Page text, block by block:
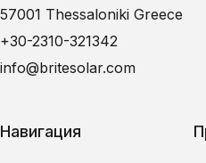
57001 Thessaloniki Greece
+30-2310-321342
info@britesolar.com
Навигация